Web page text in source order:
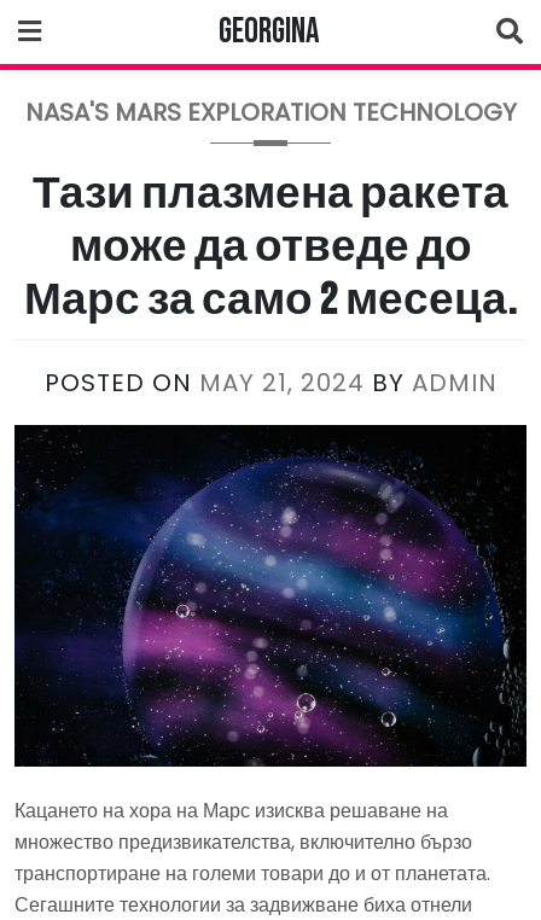
to
content
Georgina
NASA'S MARS EXPLORATION TECHNOLOGY
Тази плазмена ракета
може да отведе до
Марс за само 2 месеца.
POSTED ON MAY 21, 2024 BY ADMIN
Кацането на хора на Марс изисква решаване на
множество предизвикателства, включително бързо
транспортиране на големи товари до и от планетата.
Сегашните технологии за задвижване биха отнели